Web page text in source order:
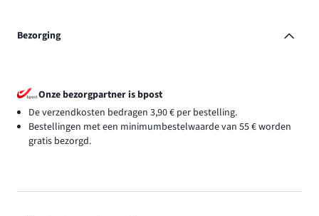
Bezorging
Onze bezorgpartner is bpost
De verzendkosten bedragen 3,90 € per bestelling.
Bestellingen met een minimumbestelwaarde van 55 € worden
gratis bezorgd.